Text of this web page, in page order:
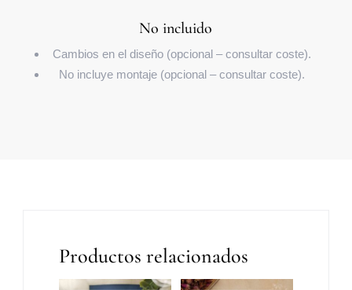
No incluido
Cambios en el diseño (opcional – consultar coste).
No incluye montaje (opcional – consultar coste).
Productos relacionados